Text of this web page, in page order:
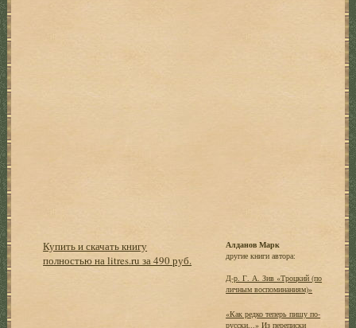
Купить и скачать книгу
полностью на litres.ru за 490 руб.
Алданов Марк
другие книги автора:
Д-р. Г. А. Зив «Троцкий (по
личным воспоминаниям)»
«Как редко теперь пишу по-
русски...» Из переписки